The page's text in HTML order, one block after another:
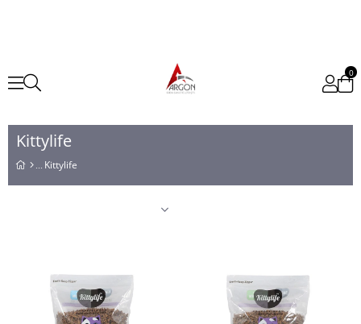
0
Kittylife
Kittylife